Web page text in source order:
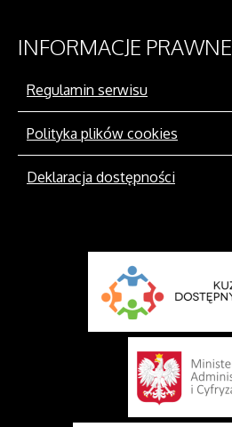
INFORMACJE PRAWNE
Regulamin serwisu
Polityka plików cookies
Deklaracja dostępności